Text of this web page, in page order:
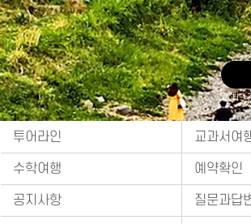
출처 :
투어라인 교과서여
수학여행 예약확인
공지사항 질문과답